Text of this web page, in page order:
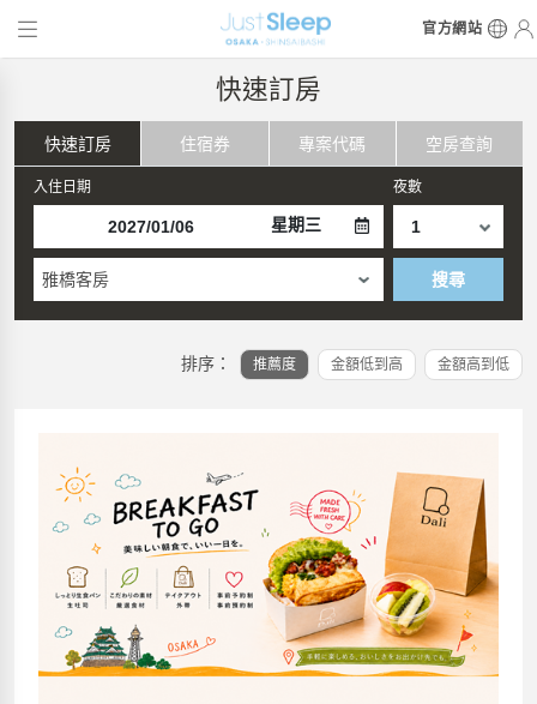
官方網站
快速訂房
快速訂房 住宿券 專案代碼 空房查詢
入住日期
星期三
夜數
雅橋客房 搜尋
排序： 推薦度 金額低到高 金額高到低